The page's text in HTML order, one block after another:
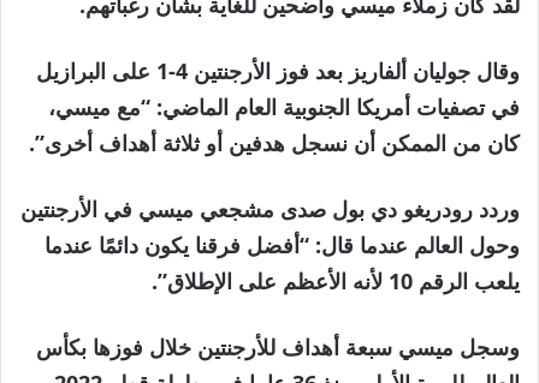
وقال جوليان ألفاريز بعد فوز الأرجنتين 4-1 على البرازيل
في تصفيات أمريكا الجنوبية العام الماضي: “مع ميسي،
كان من الممكن أن نسجل هدفين أو ثلاثة أهداف أخرى”.
وردد رودريغو دي بول صدى مشجعي ميسي في الأرجنتين
وحول العالم عندما قال: “أفضل فرقنا يكون دائمًا عندما
يلعب الرقم 10 لأنه الأعظم على الإطلاق”.
وسجل ميسي سبعة أهداف للأرجنتين خلال فوزها بكأس